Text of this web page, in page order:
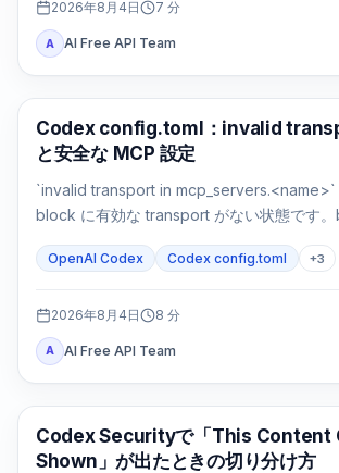
2026年8月4日 7 分
A AI Free API Team
AI 開発ツール
Codex config.toml：invalid
と安全な MCP 設定
`invalid transport in mcp_servers.<name>`
block に有効な transport がない状態です
します。
OpenAI Codex Codex config.toml +3
2026年8月4日 8 分
A AI Free API Team
OpenAI Codex
Codex Securityで「This Content
Shown」が出たときの切り分け方